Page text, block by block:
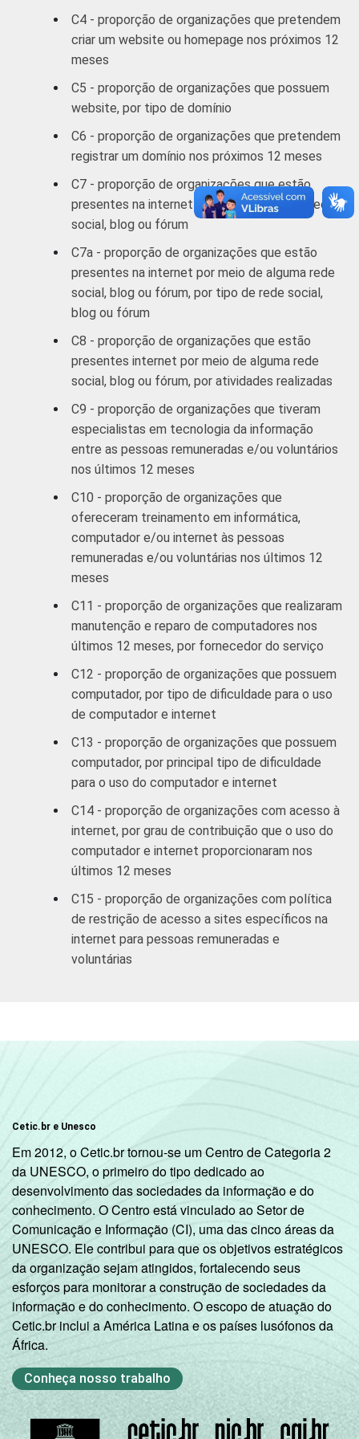
Dados coletados entre outubro de 2012 e
março de 2013. Respostas estimluadas e
Fonte: NIC.br - out/2012 a mar/2013
C4 - proporção de organizações que pretendem
criar um website ou homepage nos próximos 12
meses
C5 - proporção de organizações que possuem
website, por tipo de domínio
C6 - proporção de organizações que pretendem
registrar um domínio nos próximos 12 meses
C7 - proporção de organizações que estão
presentes na internet por meio de alguma rede
social, blog ou fórum
C7a - proporção de organizações que estão
presentes na internet por meio de alguma rede
social, blog ou fórum, por tipo de rede social,
blog ou fórum
C8 - proporção de organizações que estão
presentes internet por meio de alguma rede
social, blog ou fórum, por atividades realizadas
C9 - proporção de organizações que tiveram
especialistas em tecnologia da informação
entre as pessoas remuneradas e/ou voluntários
nos últimos 12 meses
C10 - proporção de organizações que
ofereceram treinamento em informática,
computador e/ou internet às pessoas
remuneradas e/ou voluntárias nos últimos 12
meses
C11 - proporção de organizações que realizaram
manutenção e reparo de computadores nos
últimos 12 meses, por fornecedor do serviço
C12 - proporção de organizações que possuem
computador, por tipo de dificuldade para o uso
de computador e internet
C13 - proporção de organizações que possuem
computador, por principal tipo de dificuldade
para o uso do computador e internet
C14 - proporção de organizações com acesso à
internet, por grau de contribuição que o uso do
computador e internet proporcionaram nos
últimos 12 meses
C15 - proporção de organizações com política
de restrição de acesso a sites específicos na
internet para pessoas remuneradas e
voluntárias
Cetic.br e Unesco
Em 2012, o Cetic.br tornou-se um Centro de Categoria 2
da UNESCO, o primeiro do tipo dedicado ao
desenvolvimento das sociedades da informação e do
conhecimento. O Centro está vinculado ao Setor de
Comunicação e Informação (CI), uma das cinco áreas da
UNESCO. Ele contribui para que os objetivos estratégicos
da organização sejam atingidos, fortalecendo seus
esforços para monitorar a construção de sociedades da
informação e do conhecimento. O escopo de atuação do
Cetic.br inclui a América Latina e os países lusófonos da
África.
Conheça nosso trabalho